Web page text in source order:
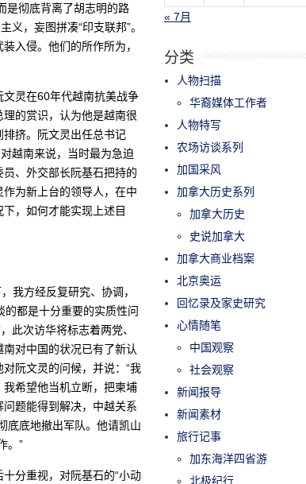
是彻底背离了胡志明的路
，妄图拼凑“印支联邦”。
入侵。他们的所作所为，
灵在60年代越南抗美战争
的赏识，认为他是越南很
挤。阮文灵出任总书记
越南来说，当时最为急迫
、外交部长阮基石把持的
为新上台的领导人，在中
，如何才能实现上述目
我方经反复研究、协调，
都是十分重要的实质性问
此次访华将标志着两党、
对中国的状况已有了新认
阮文灵的问候，并说：“我
希望他当机立断，把柬埔
题能得到解决，中越关系
底底地撤出军队。他请凯山
。”
分重视，对阮基石的“小动
« 7月
分类
人物扫描
华裔媒体工作者
人物特写
农场访谈系列
加国采风
加拿大历史系列
加拿大历史
史说加拿大
加拿大商业档案
北京奥运
回忆录及家史研究
心情随笔
中国观察
社会观察
新闻报导
新闻素材
旅行记事
加东海洋四省游
北极纪行